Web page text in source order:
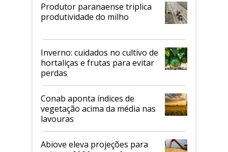
Produtor paranaense triplica
produtividade do milho
Inverno: cuidados no cultivo de
hortaliças e frutas para evitar
perdas
Conab aponta índices de
vegetação acima da média nas
lavouras
Abiove eleva projeções para